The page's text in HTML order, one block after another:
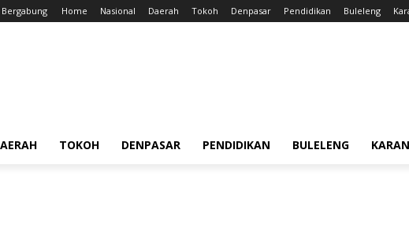
Home Nasional Daerah Tokoh Denpasar Pendidikan Buleleng
TOKOH DENPASAR PENDIDIKAN BULELENG